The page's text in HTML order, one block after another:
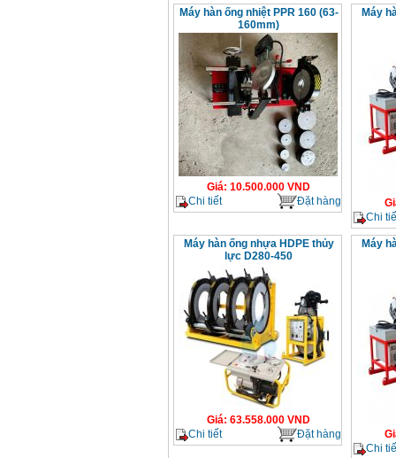
Máy hàn ống nhiệt PPR 160 (63-
160mm)
Giá: 10.500.000 VND
Chi tiết
Đặt hàng
Máy
Chi
Máy hàn ống nhựa HDPE thủy
lực D280-450
Giá: 63.558.000 VND
Chi tiết
Đặt hàng
Máy
Chi